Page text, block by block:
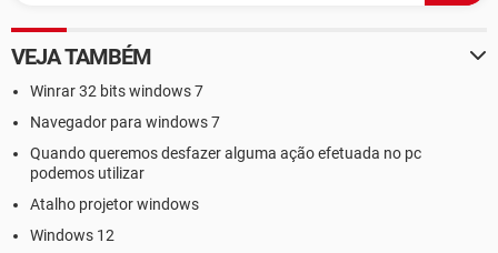
VEJA TAMBÉM
Winrar 32 bits windows 7
Navegador para windows 7
Quando queremos desfazer alguma ação efetuada no pc
podemos utilizar
Atalho projetor windows
Windows 12